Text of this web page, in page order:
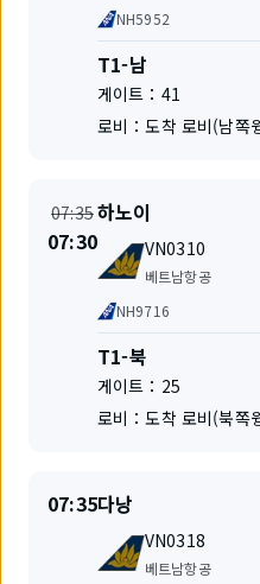
사
공
동
운
항
편
NH5952
터
미
널
T1-남
게이트： 41
로비：도착 로비(남쪽
출
발
07:35
시
간
07:30
출
발
지
하노이
편
명
VN0310
항
사
베트남항공
공
동
운
항
편
NH9716
터
미
널
T1-북
게이트： 25
로비：도착 로비(북쪽
출
발
07:35출
발
다낭
편
명
VN0318
항
베트남항공